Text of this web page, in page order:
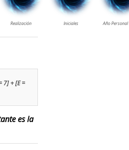
7] + [E =
es la